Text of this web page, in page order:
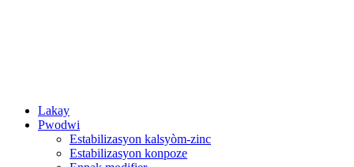
Lakay
Pwodwi
Estabilizasyon kalsyòm-zinc
Estabilizasyon konpoze